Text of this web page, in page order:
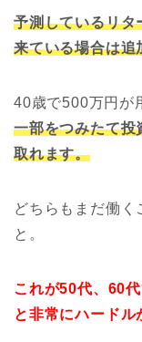
予測しているリタ
来ている場合は追
40歳で500万円が
一部をつみたて投
取れます。
どちらもまだ働く
と。
これが50代、60
と非常にハードル